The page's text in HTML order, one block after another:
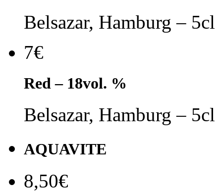
Belsazar, Hamburg – 5cl
7€
Red – 18vol. %
Belsazar, Hamburg – 5cl
AQUAVITE
8,50€